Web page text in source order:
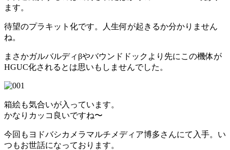
ます。
待望のプラキット化です。人生何が起きるか分かりません
ね。
まさかガルバルディβやバウンドドックより先にこの機体が
HGUC化されるとは思いもしませんでした。
箱絵も気合いが入っています。
かなりカッコ良いですね〜
今回もヨドバシカメラマルチメディア博多さんにて入手。い
つもお世話になっております。